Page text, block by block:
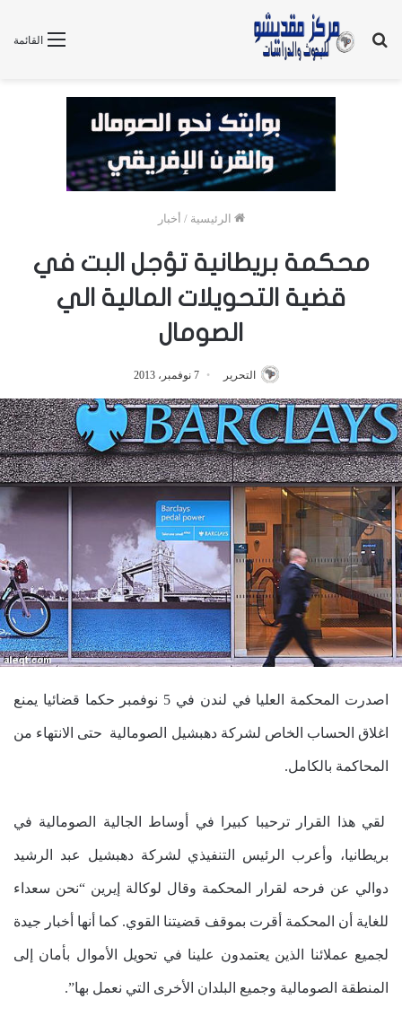
القائمة
بحث
الرئيسية / أخبار
محكمة بريطانية تؤجل البت في
قضية التحويلات المالية الي
الصومال
التحرير 7 نوفمبر، 2013
اصدرت المحكمة العليا في لندن في 5 نوفمبر حكما قضائيا يمنع
اغلاق الحساب الخاص لشركة دهبشيل الصومالية حتى الانتهاء من
المحاكمة بالكامل.
لقي هذا القرار ترحيبا كبيرا في أوساط الجالية الصومالية في
بريطانيا، وأعرب الرئيس التنفيذي لشركة دهبشيل عبد الرشيد
دوالي عن فرحه لقرار المحكمة وقال لوكالة إيرين “نحن سعداء
للغاية أن المحكمة أقرت بموقف قضيتنا القوي. كما أنها أخبار جيدة
لجميع عملائنا الذين يعتمدون علينا في تحويل الأموال بأمان إلى
المنطقة الصومالية وجميع البلدان الأخرى التي نعمل بها”.